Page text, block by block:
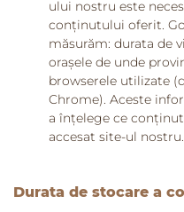
ului nostru este
conținutului oferit.
măsurăm: durata de
orașele de unde
browserele utilizate
Chrome). Aceste
a înțelege ce
accesat site-ul nostru.
Durata de stocare a